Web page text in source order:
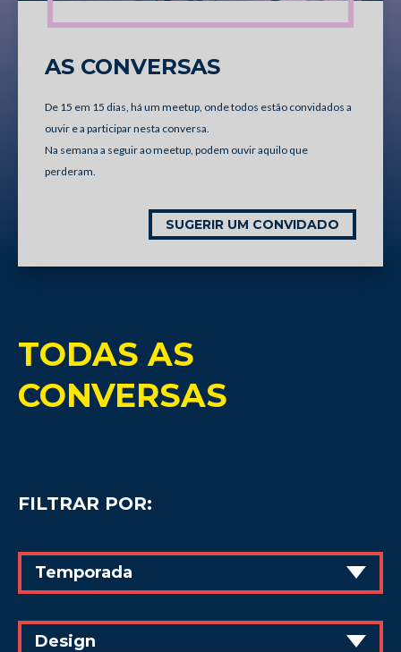
AS CONVERSAS
De 15 em 15 dias, há um meetup, onde todos estão convidados a
ouvir e a participar nesta conversa.
Na semana a seguir ao meetup, podem ouvir aquilo que
perderam.
SUGERIR UM CONVIDADO
TODAS AS
CONVERSAS
FILTRAR POR:
Temporada
Design